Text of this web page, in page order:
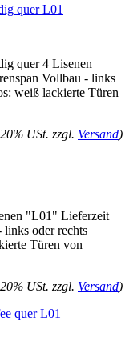
quer L01
quer 4 Lisenen
Vollbau - links
weiß lackierte Türen
USt. zzgl. Versand)
"L01" Lieferzeit
links oder rechts
Türen von
USt. zzgl. Versand)
quer L01